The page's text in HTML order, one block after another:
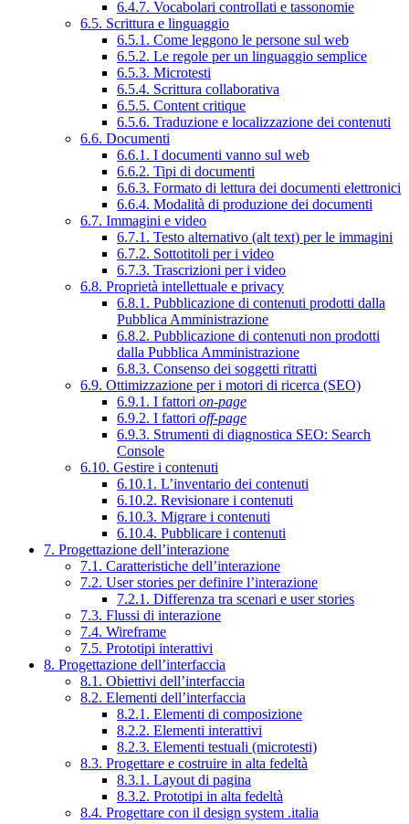
6.4.7. Vocabolari controllati e tassonomie
6.5. Scrittura e linguaggio
6.5.1. Come leggono le persone sul web
6.5.2. Le regole per un linguaggio semplice
6.5.3. Microtesti
6.5.4. Scrittura collaborativa
6.5.5. Content critique
6.5.6. Traduzione e localizzazione dei contenuti
6.6. Documenti
6.6.1. I documenti vanno sul web
6.6.2. Tipi di documenti
6.6.3. Formato di lettura dei documenti elettronici
6.6.4. Modalità di produzione dei documenti
6.7. Immagini e video
6.7.1. Testo alternativo (alt text) per le immagini
6.7.2. Sottotitoli per i video
6.7.3. Trascrizioni per i video
6.8. Proprietà intellettuale e privacy
6.8.1. Pubblicazione di contenuti prodotti dalla
Pubblica Amministrazione
6.8.2. Pubblicazione di contenuti non prodotti
dalla Pubblica Amministrazione
6.8.3. Consenso dei soggetti ritratti
6.9. Ottimizzazione per i motori di ricerca (SEO)
6.9.1. I fattori on-page
6.9.2. I fattori off-page
6.9.3. Strumenti di diagnostica SEO: Search
Console
6.10. Gestire i contenuti
6.10.1. L’inventario dei contenuti
6.10.2. Revisionare i contenuti
6.10.3. Migrare i contenuti
6.10.4. Pubblicare i contenuti
7. Progettazione dell’interazione
7.1. Caratteristiche dell’interazione
7.2. User stories per definire l’interazione
7.2.1. Differenza tra scenari e user stories
7.3. Flussi di interazione
7.4. Wireframe
7.5. Prototipi interattivi
8. Progettazione dell’interfaccia
8.1. Obiettivi dell’interfaccia
8.2. Elementi dell’interfaccia
8.2.1. Elementi di composizione
8.2.2. Elementi interattivi
8.2.3. Elementi testuali (microtesti)
8.3. Progettare e costruire in alta fedeltà
8.3.1. Layout di pagina
8.3.2. Prototipi in alta fedeltà
8.4. Progettare con il design system .italia